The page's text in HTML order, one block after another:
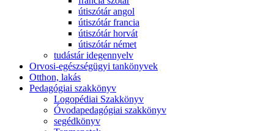
útiszótár angol
útiszótár francia
útiszótár horvát
útiszótár német
tudástár idegennyelv
Orvosi-egészségügyi tankönyvek
Otthon, lakás
Pedagógiai szakkönyv
Logopédiai Szakkönyv
Óvodapedagógiai szakkönyv
segédkönyv